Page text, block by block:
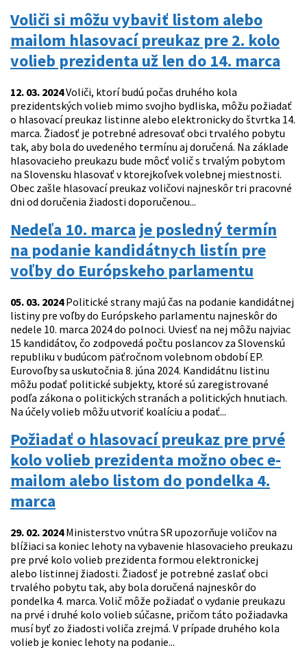
Voliči si môžu vybaviť listom alebo
mailom hlasovací preukaz pre 2. kolo
volieb prezidenta už len do 14. marca
12. 03. 2024Voliči, ktorí budú počas druhého kola
prezidentských volieb mimo svojho bydliska, môžu požiadať
o hlasovací preukaz listinne alebo elektronicky do štvrtka 14.
marca. Žiadosť je potrebné adresovať obci trvalého pobytu
tak, aby bola do uvedeného termínu aj doručená. Na základe
hlasovacieho preukazu bude môcť volič s trvalým pobytom
na Slovensku hlasovať v ktorejkoľvek volebnej miestnosti.
Obec zašle hlasovací preukaz voličovi najneskôr tri pracovné
dni od doručenia žiadosti doporučenou...
Nedeľa 10. marca je posledný termín
na podanie kandidátnych listín pre
voľby do Európskeho parlamentu
05. 03. 2024Politické strany majú čas na podanie kandidátnej
listiny pre voľby do Európskeho parlamentu najneskôr do
nedele 10. marca 2024 do polnoci. Uviesť na nej môžu najviac
15 kandidátov, čo zodpovedá počtu poslancov za Slovenskú
republiku v budúcom päťročnom volebnom období EP.
Eurovoľby sa uskutočnia 8. júna 2024. Kandidátnu listinu
môžu podať politické subjekty, ktoré sú zaregistrované
podľa zákona o politických stranách a politických hnutiach.
Na účely volieb môžu utvoriť koalíciu a podať...
Požiadať o hlasovací preukaz pre prvé
kolo volieb prezidenta možno obec e-
mailom alebo listom do pondelka 4.
marca
29. 02. 2024Ministerstvo vnútra SR upozorňuje voličov na
blížiaci sa koniec lehoty na vybavenie hlasovacieho preukazu
pre prvé kolo volieb prezidenta formou elektronickej
alebo listinnej žiadosti. Žiadosť je potrebné zaslať obci
trvalého pobytu tak, aby bola doručená najneskôr do
pondelka 4. marca. Volič môže požiadať o vydanie preukazu
na prvé i druhé kolo volieb súčasne, pričom táto požiadavka
musí byť zo žiadosti voliča zrejmá. V prípade druhého kola
volieb je koniec lehoty na podanie...